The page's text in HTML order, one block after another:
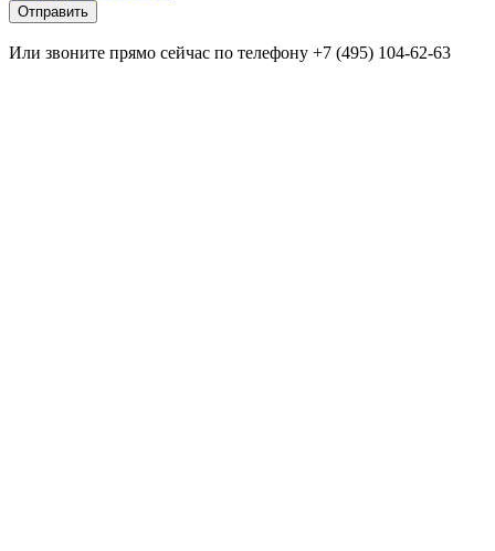
Отправить
Или звоните прямо сейчас по телефону +7 (495) 104-62-63